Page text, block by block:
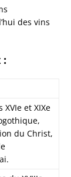
des vins
:
XVIe et XIXe
du Christ,